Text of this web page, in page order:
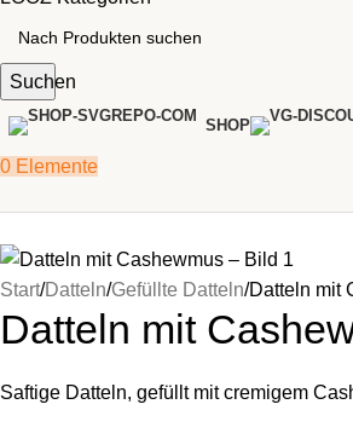
Suchen
SHOP
0 Elemente
Start Datteln Gefüllte Datteln Datteln mit
Datteln mit
Saftige Datteln, gefüllt mit cremigem